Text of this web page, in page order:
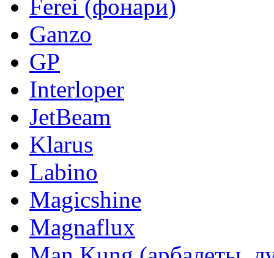
Ferei (фонари)
Ganzo
GP
Interloper
JetBeam
Klarus
Labino
Magicshine
Magnaflux